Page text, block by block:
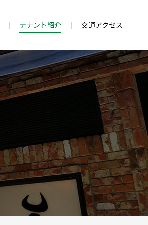
テナント紹介 交通アクセス